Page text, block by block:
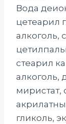
Вода
цетеарил
алкоголь,
стеарил
алкоголь,
миристат,
гликоль,